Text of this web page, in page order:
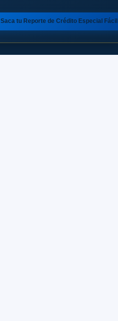
Saca tu Reporte de Crédito Especial Fácil